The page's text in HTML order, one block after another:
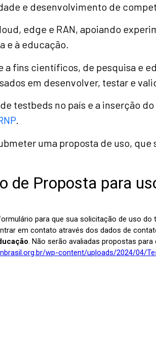
e desenvolvimento de
edge e RAN, apoiando
e à educação.
a fins científicos, de pesquisa e
em desenvolver, testar e
testbeds no país e a inserção
.
uma proposta de uso, que